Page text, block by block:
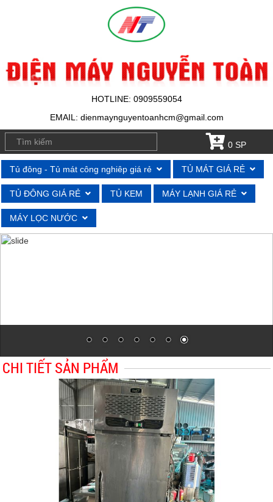
HOTLINE: 0909559054
EMAIL: dienmaynguyentoanhcm@gmail.com
0 SP
Tủ đông - Tủ mát công nghiêp giá rẻ TỦ MÁT GIÁ RẺ
TỦ ĐÔNG GIÁ RẺ TỦ KEM MÁY LẠNH GIÁ RẺ
MÁY LỌC NƯỚC
CHI TIẾT SẢN PHẨM